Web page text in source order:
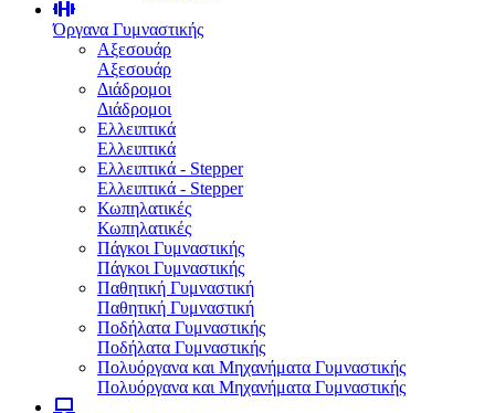
Όργανα Γυμναστικής
Αξεσουάρ
Αξεσουάρ
Διάδρομοι
Διάδρομοι
Ελλειπτικά
Ελλειπτικά
Ελλειπτικά - Stepper
Ελλειπτικά - Stepper
Κωπηλατικές
Κωπηλατικές
Πάγκοι Γυμναστικής
Πάγκοι Γυμναστικής
Παθητική Γυμναστική
Παθητική Γυμναστική
Ποδήλατα Γυμναστικής
Ποδήλατα Γυμναστικής
Πολυόργανα και Μηχανήματα Γυμναστικής
Πολυόργανα και Μηχανήματα Γυμναστικής